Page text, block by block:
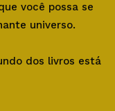
você possa se
universo.
dos livros está